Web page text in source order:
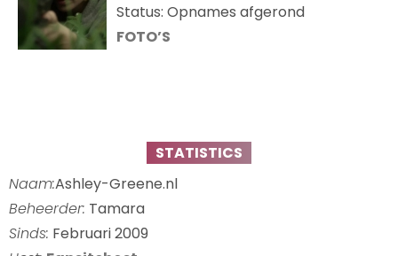
Status: Opnames afgerond
FOTO’S
STATISTICS
Naam:Ashley-Greene.nl
Beheerder: Tamara
Sinds: Februari 2009